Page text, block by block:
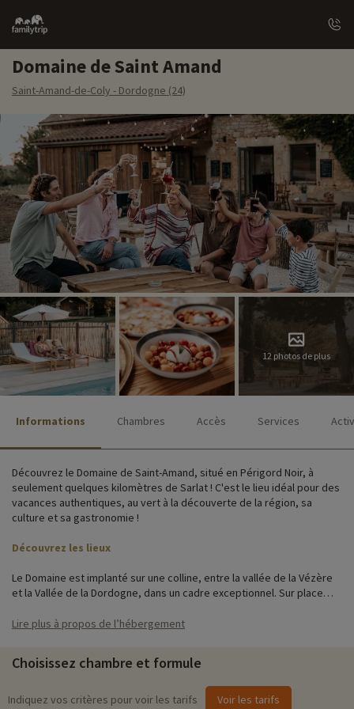
Family
trip
Domaine de Saint Amand
Saint-Amand-de-Coly - Dordogne (24)
12 photos de plus
Informations Chambres Accès Services
Découvrez le Domaine de Saint-Amand, situé en Périgord Noir, à
seulement quelques kilomètres de Sarlat ! C'est le lieu idéal pour des
vacances authentiques, au vert à la découverte de la région, sa
culture et sa gastronomie !
Découvrez les lieux
Le Domaine est implanté sur une colline, entre la vallée de la Vézère
et la Vallée de la Dordogne, dans un cadre exceptionnel. Sur place
aquatique adapté aux jeunes enfants comme aux adultes, un bistrot,
petits et grands.
Construit selon la tradition de l'architecture périgourdine, le Domaine
Lire plus à propos de l’hébergement
Choisissez chambre et formule
Indiquez vos critères pour voir les tarifs Voir les tarifs